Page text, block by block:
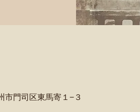
市門司区東馬寄１−３